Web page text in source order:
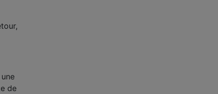
de